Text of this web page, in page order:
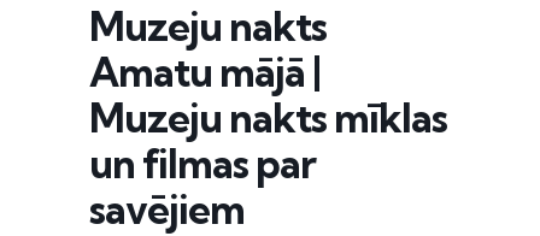
Muzeju nakts
Amatu mājā |
Muzeju nakts mīklas
un filmas par
savējiem